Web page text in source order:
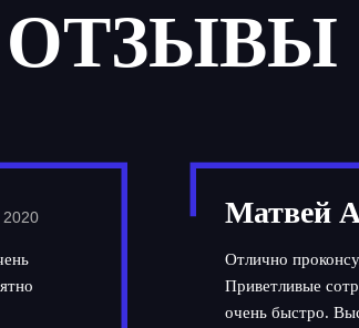
ОТЗЫВЫ
2020 Матвей
Отлично
Приветливые
очень быстро.